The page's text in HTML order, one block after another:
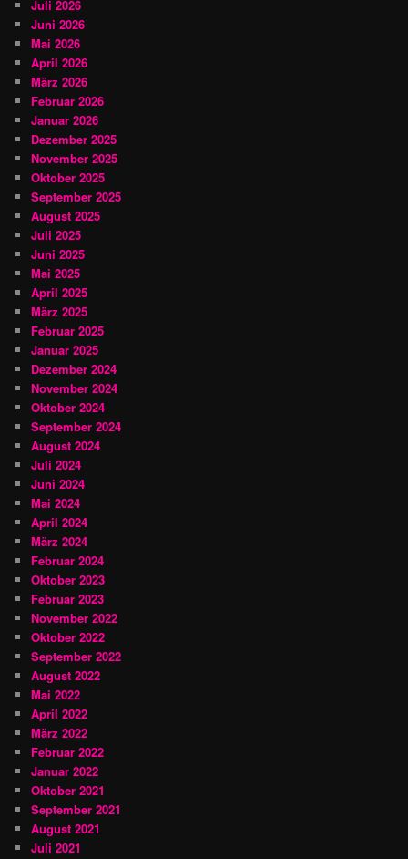
Juli 2026
Juni 2026
Mai 2026
April 2026
März 2026
Februar 2026
Januar 2026
Dezember 2025
November 2025
Oktober 2025
September 2025
August 2025
Juli 2025
Juni 2025
Mai 2025
April 2025
März 2025
Februar 2025
Januar 2025
Dezember 2024
November 2024
Oktober 2024
September 2024
August 2024
Juli 2024
Juni 2024
Mai 2024
April 2024
März 2024
Februar 2024
Oktober 2023
Februar 2023
November 2022
Oktober 2022
September 2022
August 2022
Mai 2022
April 2022
März 2022
Februar 2022
Januar 2022
Oktober 2021
September 2021
August 2021
Juli 2021